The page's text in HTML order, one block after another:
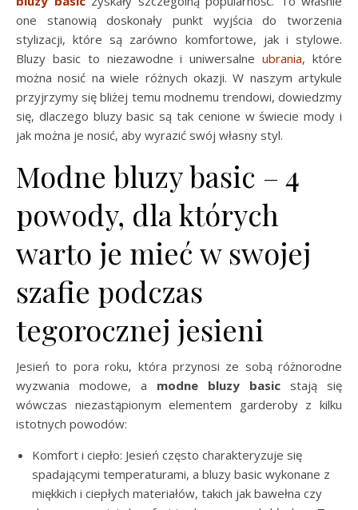
one stanowią doskonały punkt wyjścia do tworzenia
stylizacji, które są zarówno komfortowe, jak i stylowe.
Bluzy basic to niezawodne i uniwersalneubrania, które
można nosić na wiele różnych okazji. W naszym artykule
przyjrzymy się bliżej temu modnemu trendowi, dowiedzmy
się, dlaczego bluzy basic są tak cenione w świecie mody i
jak można je nosić, aby wyrazić swój własny styl.
Modne bluzy basic – 4
powody, dla których
warto je mieć w swojej
szafie podczas
tegorocznej jesieni
Jesień to pora roku, która przynosi ze sobą różnorodne
wyzwania modowe, a modne bluzy basic stają się
wówczas niezastąpionym elementem garderoby z kilku
istotnych powodów:
Komfort i ciepło: Jesień często charakteryzuje się
spadającymi temperaturami, a bluzy basic wykonane z
miękkich i ciepłych materiałów, takich jak bawełna czy